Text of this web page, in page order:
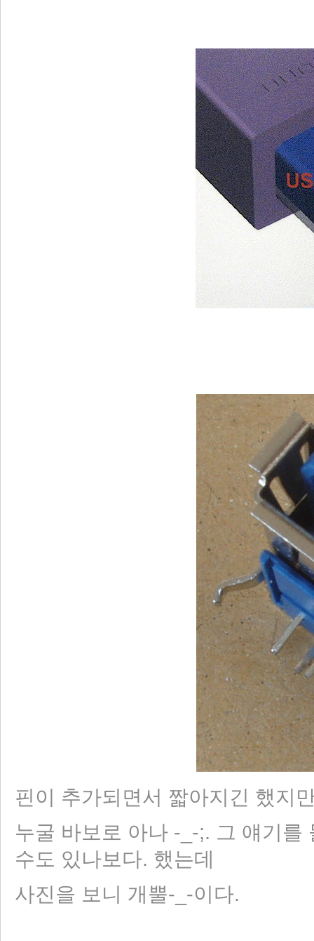
핀이 추가되면서 짧아지긴 했지
누굴 바보로 아나 -_-;. 그 얘기
수도 있나보다. 했는데
사진을 보니 개뿔-_-이다.